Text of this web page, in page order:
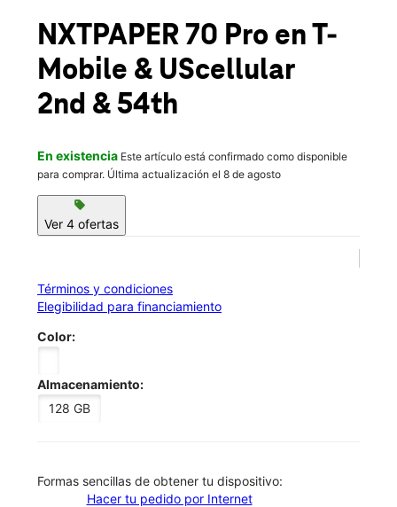
location_on
5306 2nd Ave Ste C Kearney, NE 68847
NXTPAPER 70 Pro en T-
Mobile & UScellular
2nd & 54th
En existencia Este artículo está confirmado como disponible
para comprar. Última actualización el 8 de agosto
sell
Ver 4 ofertas
Términos y condiciones
Elegibilidad para financiamiento
Color:
Almacenamiento:
128 GB
​​​​​​​Formas sencillas de obtener tu dispositivo:
Hacer tu pedido por Internet